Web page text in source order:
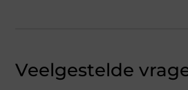
Veelgestelde